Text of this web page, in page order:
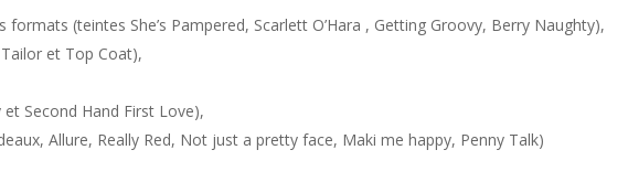
(teintes She’s Pampered, Scarlett O’Hara , Getting Groovy, Berry Naughty),
et Top Coat),
Second Hand First Love),
Allure, Really Red, Not just a pretty face, Maki me happy, Penny Talk)